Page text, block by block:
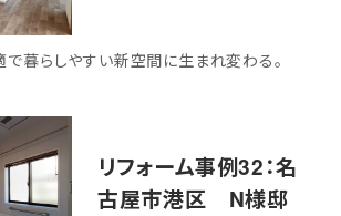
で暮らしやすい新空間に生まれ変わる。
リフォーム事例32：名
古屋市港区 N様邸